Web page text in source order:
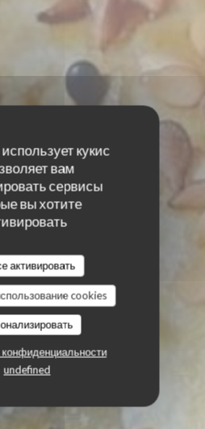
кукис
вам
сервисы
вы хотите
активировать
cookies
undefined